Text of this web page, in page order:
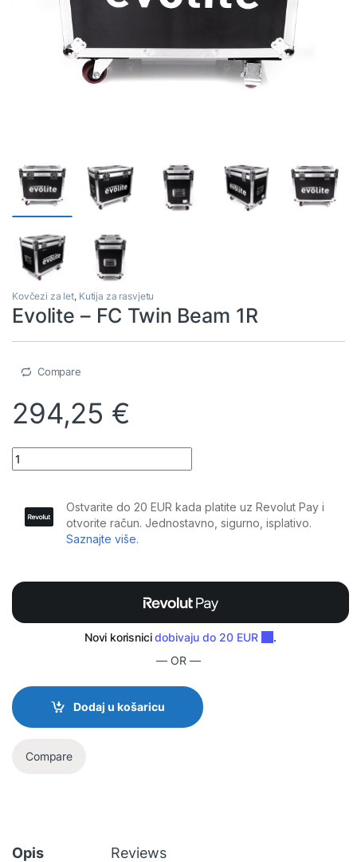
Kovčezi za let, Kutija za rasvjetu
Evolite – FC Twin Beam 1R
Compare
294,25 €
Evolite - FC Twin Beam 1R quantity
— OR —
Dodaj u košaricu
Compare
Opis Reviews